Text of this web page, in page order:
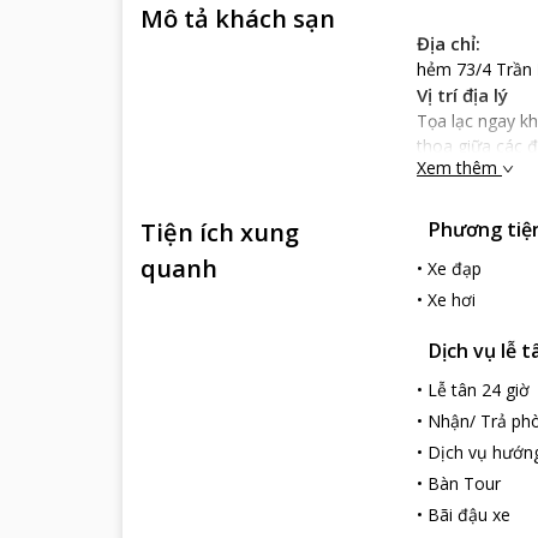
Mô tả khách sạn
Địa chỉ:
hẻm 73/4 Trần
Vị trí địa lý
Tọa lạc ngay
thoa giữa các
cách 900 m
Miana resort
khách nghỉ
thư thái, hòa
hiện đại, tiện
Miana resort
giáp biển.
địa mini buffet,
mình
Khách có thể
ngũ nhân
Xem thêm
Tiện ích xung
quanh
Phương
• Xe đạp
• Xe hơi
Dịch vụ lễ
• Lễ tân 24 giờ
• Nhận/ Trả
• Dịch vụ
• Bàn Tour
• Bãi đậu xe